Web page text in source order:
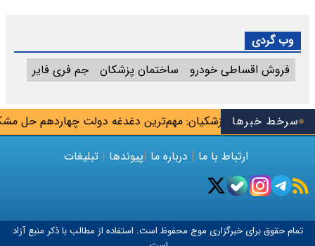
سرخط خبرهاپزشکیان: مهم‌ترین دغدغه دولت چهاردهم حل شهریور
وب گردی
فروش اقساطی خودرو
ساختمان پزشکان جم فری فایر
ارتباط با ما | درباره ما |پیوندها | تبلیغات
تمام حقوق برای خبرگزاری موج محفوظ است. استفاده از مطالب با ذکر منبع آزاد